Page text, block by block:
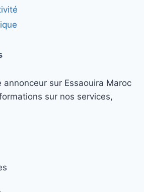
annonceur sur Essaouira Maroc
sur nos services,